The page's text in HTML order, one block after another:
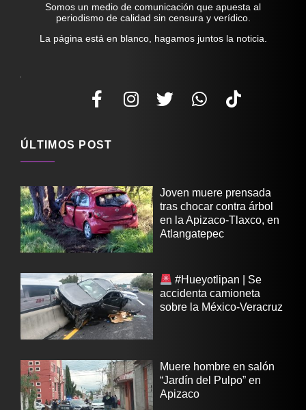
Somos un medio de comunicación que apuesta al
periodismo de calidad sin censura y verídico.
La página está en blanco, hagamos juntos la noticia.
ÚLTIMOS POST
Joven muere prensada
tras chocar contra árbol
en la Apizaco-Tlaxco, en
Atlangatepec
#Hueyotlipan | Se
accidenta camioneta
sobre la México-Veracruz
Muere hombre en salón
“Jardín del Pulpo” en
Apizaco